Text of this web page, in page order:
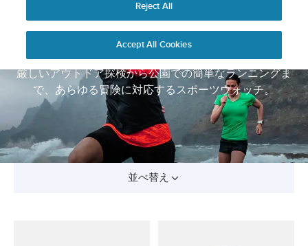
スポーツウォッチ
厳しいアウトドア探検から公園での簡単なランニングま
で、あらゆる冒険に対応するスポーツウォッチ。
並べ替え
Reject All
Accept All Cookies